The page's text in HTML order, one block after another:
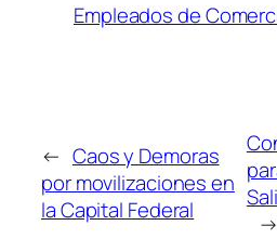
Empleados de
← Caos y Demoras
por movilizaciones en
la Capital Federal
→